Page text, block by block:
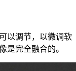
以调节，以微调软
是完全融合的。